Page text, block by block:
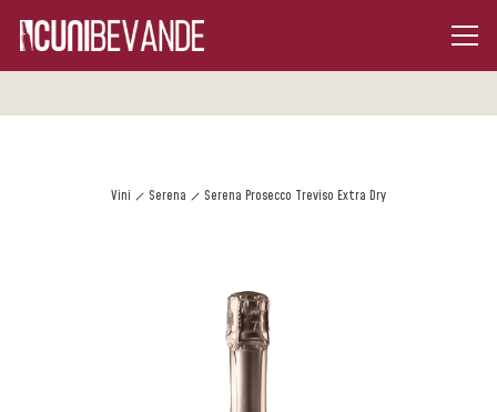
Vini Serena Serena Prosecco Treviso Extra Dry